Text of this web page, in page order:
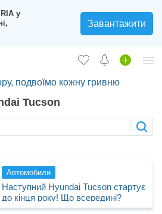
у
Завантажити
подвоїмо кожну гривню
Tucson
Автомобили
Наступний Hyundai Tucson стартує
до кінця року! Що всередині?